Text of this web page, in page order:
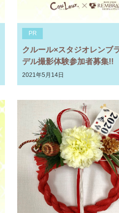
PR
クルール×スタジオレンブ
デル撮影体験参加者募集!!
2021年5月14日